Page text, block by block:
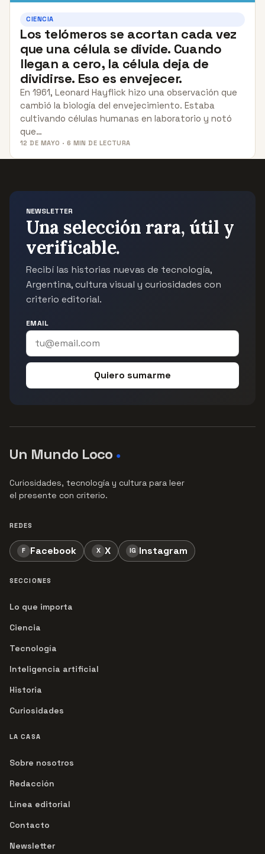
CIENCIA
Los telómeros se acortan cada vez
que una célula se divide. Cuando
llegan a cero, la célula deja de
dividirse. Eso es envejecer.
En 1961, Leonard Hayflick hizo una observación que
cambió la biología del envejecimiento. Estaba
cultivando células humanas en laboratorio y notó
que…
12 DE MAYO · 6 MIN DE LECTURA
NEWSLETTER
Una selección rara, útil y
verificable.
Recibí las historias nuevas de tecnología,
Argentina, cultura visual y curiosidades con
criterio editorial.
EMAIL
Quiero sumarme
Un Mundo Loco ●
Curiosidades, tecnología y cultura para leer
el presente con criterio.
REDES
F Facebook X X IG Instagram
SECCIONES
Lo que importa
Ciencia
Tecnología
Inteligencia artificial
Historia
Curiosidades
LA CASA
Sobre nosotros
Redacción
Línea editorial
Contacto
Newsletter